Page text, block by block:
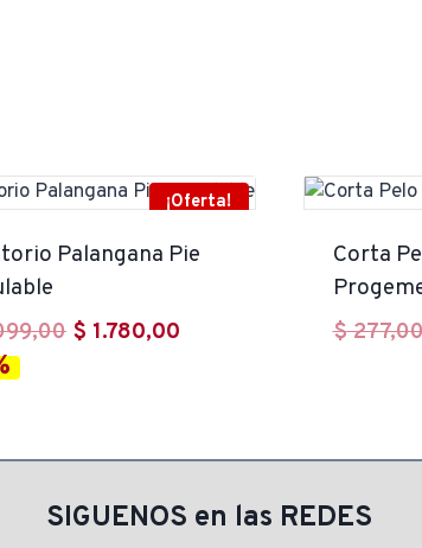
¡Oferta!
Palangana Pie
El
$ 1.780,00
Corta
$
SIGUENOS en las REDES